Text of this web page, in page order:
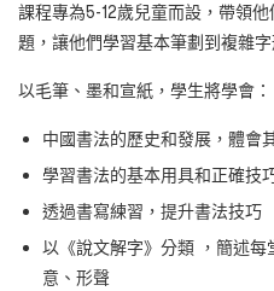
課程專為5-12歲兒童而設，帶領
題，讓他們學習基本筆劃到複雜
以毛筆、墨和宣紙，學生將學會：
中國書法的歷史和發展，體會
學習書法的基本用具和正確技
透過書寫練習，提升書法技巧
以《說文解字》分類 ，簡述
意、形聲